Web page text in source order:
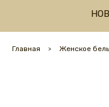
Главная Женское